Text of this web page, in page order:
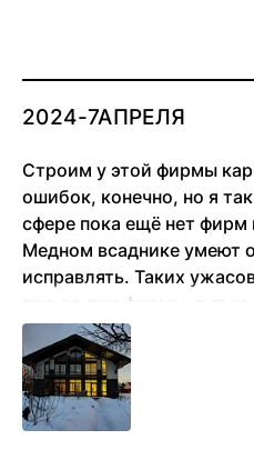
2024-7АПРЕЛЯ
Строим у этой фирмы
ошибок, конечно, но я
сфере пока ещё нет
Медном всаднике умеют
исправлять. Таких
про другие фирмы, тут
позже отзыв, когда
проживём